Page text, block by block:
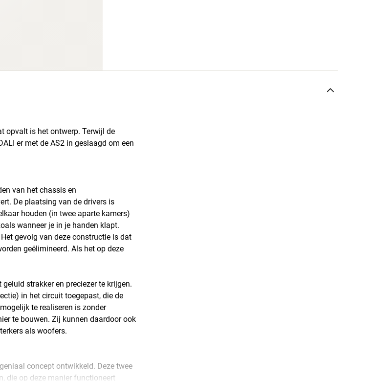
opvalt is het ontwerp. Terwijl de
er met de AS2 in geslaagd om een
van het chassis en
De plaatsing van de drivers is
houden (in twee aparte kamers)
wanneer je in je handen klapt.
gevolg van deze constructie is dat
geëlimineerd. Als het op deze
strakker en preciezer te krijgen.
in het circuit toegepast, die de
te realiseren is zonder
te bouwen. Zij kunnen daardoor ook
als woofers.
concept ontwikkeld. Deze twee
die op deze manier functioneert